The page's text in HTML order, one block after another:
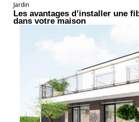
Jardin
Les avantages d’installer une
dans votre maison